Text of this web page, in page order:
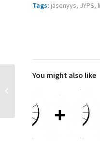
Tags: jäsenyys, JYPS,
You might also like
Väyläsuunnitelman
näkökulmasta -
hankkeen...